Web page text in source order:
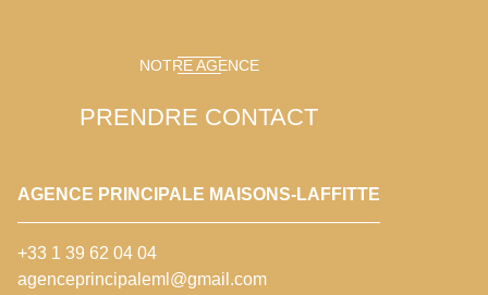
NOTRE AGENCE
PRENDRE CONTACT
AGENCE PRINCIPALE MAISONS-LAFFITTE
+33 1 39 62 04 04
agenceprincipaleml@gmail.com